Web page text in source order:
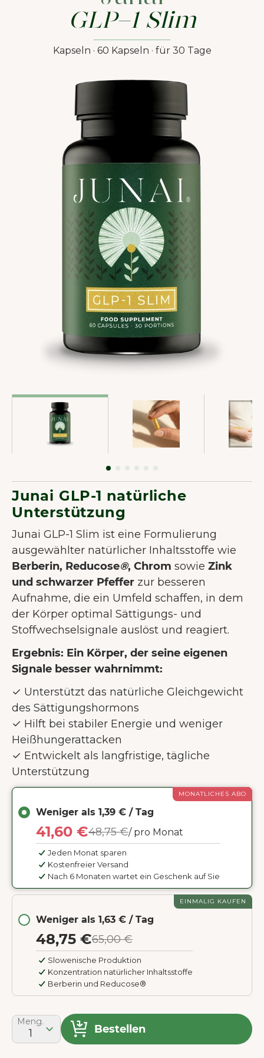
GLP-1 Slim
Kapseln · 60 Kapseln · für 30 Tage
Junai GLP-1 natürliche
Unterstützung
Junai GLP-1 Slim ist eine Formulierung
ausgewählter natürlicher Inhaltsstoffe wie
Berberin, Reducose®, Chrom sowie Zink
und schwarzer Pfeffer zur besseren
Aufnahme, die ein Umfeld schaffen, in dem
der Körper optimal Sättigungs- und
Stoffwechselsignale auslöst und reagiert.
Ergebnis: Ein Körper, der seine eigenen
Signale besser wahrnimmt:
✓ Unterstützt das natürliche Gleichgewicht
des Sättigungshormons
✓ Hilft bei stabiler Energie und weniger
Heißhungerattacken
✓ Entwickelt als langfristige, tägliche
Unterstützung
MONATLICHES ABO
Weniger als 1,39 € / Tag
41,60 €48,75 €/ pro Monat
Jeden Monat sparen
Kostenfreier Versand
Nach 6 Monaten wartet ein Geschenk auf Sie
EINMALIG KAUFEN
Weniger als 1,63 € / Tag
48,75 €65,00 €
Slowenische Produktion
Konzentration natürlicher Inhaltsstoffe
Berberin und Reducose®
Meng.
1 Bestellen